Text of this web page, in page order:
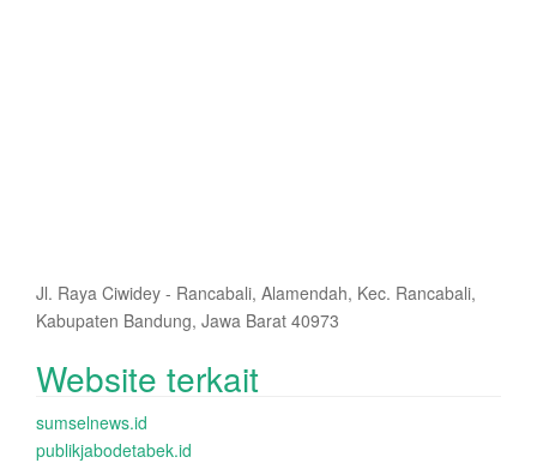
Jl. Raya Ciwidey - Rancabali, Alamendah, Kec. Rancabali,
Kabupaten Bandung, Jawa Barat 40973
Website terkait
sumselnews.id
publikjabodetabek.id